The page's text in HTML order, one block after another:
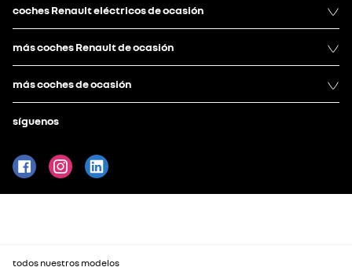
coches Renault eléctricos de ocasión
más coches Renault de ocasión
más coches de ocasión
síguenos
todos nuestros modelos